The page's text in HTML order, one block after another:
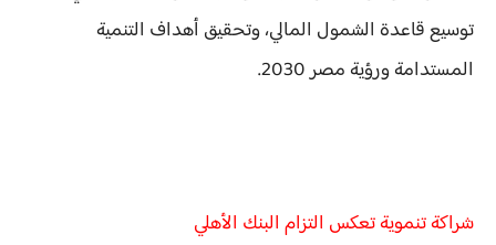
توسيع قاعدة الشمول المالي، وتحقيق أهداف التنمية
المستدامة ورؤية مصر 2030.
شراكة تنموية تعكس التزام البنك الأهلي